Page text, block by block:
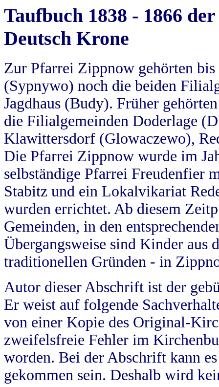
Taufbuch 1838 - 1866
Deutsch Krone
Zur Pfarrei Zippnow gehörten
(Sypnywo) noch die beiden
Jagdhaus (Budy). Früher
die Filialgemeinden Doderlage
Klawittersdorf (Glowaczewo),
Die Pfarrei Zippnow wurde im
selbständige Pfarrei Freudenfier
Stabitz und ein Lokalvikariat
wurden errichtet. Ab diesem
Gemeinden, in den
Übergangsweise sind Kinder aus
traditionellen Gründen - in
Autor dieser Abschrift ist der
Er weist auf folgende
von einer Kopie des Original-
zweifelsfreie Fehler im
worden. Bei der Abschrift kann
gekommen sein. Deshalb wird